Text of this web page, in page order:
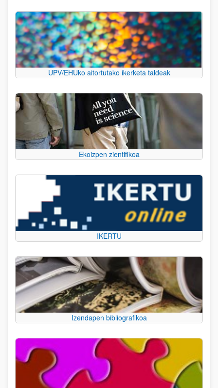
UPV/EHUko aitortutako ikerketa taldeak
Ekoizpen zientifikoa
IKERTU
Izendapen bibliografikoa